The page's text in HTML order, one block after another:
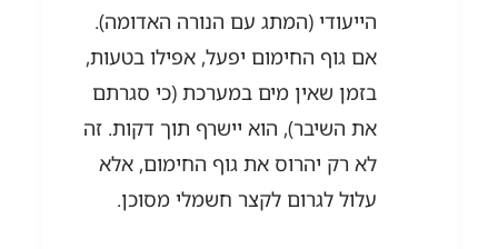
הייעודי (המתג עם הנורה האדומה).
אם גוף החימום יפעל, אפילו בטעות,
בזמן שאין מים במערכת (כי סגרתם
את השיבר), הוא יישרף תוך דקות. זה
לא רק יהרוס את גוף החימום, אלא
עלול לגרום לקצר חשמלי מסוכן.